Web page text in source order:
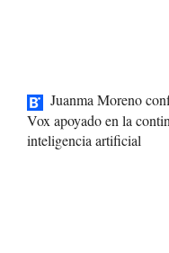
Juanma Moreno
Vox apoyado en la
inteligencia artificial